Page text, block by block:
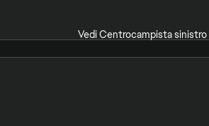
Vedi Centrocampista sinistro